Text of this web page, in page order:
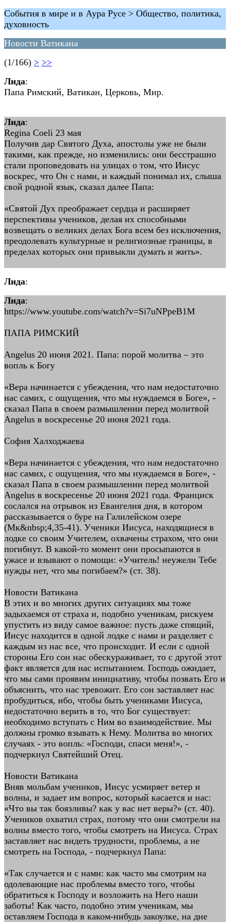
События в мире и в Аура Русе > Общество, политика,
духовность
Новости Ватикана
(1/166) > >>
Лида:
Папа Римский, Ватикан, Церковь, Мир.
Лида:
Regina Coeli 23 мая
Получив дар Святого Духа, апостолы уже не были
такими, как прежде, но изменились: они бесстрашно
стали проповедовать на улицах о том, что Иисус
воскрес, что Он с нами, и каждый понимал их, слыша
свой родной язык, сказал далее Папа:
«Святой Дух преображает сердца и расширяет
перспективы учеников, делая их способными
возвещать о великих делах Бога всем без исключения,
преодолевать культурные и религиозные границы, в
пределах которых они привыкли думать и жить».
Лида:
Лида:
https://www.youtube.com/watch?v=Si7uNPpeB1M
ПАПА РИМСКИЙ
Angelus 20 июня 2021. Папа: порой молитва – это
вопль к Богу
«Вера начинается с убеждения, что нам недостаточно
нас самих, с ощущения, что мы нуждаемся в Боге», -
сказал Папа в своем размышлении перед молитвой
Angelus в воскресенье 20 июня 2021 года.
София Халходжаева
«Вера начинается с убеждения, что нам недостаточно
нас самих, с ощущения, что мы нуждаемся в Боге», -
сказал Папа в своем размышлении перед молитвой
Angelus в воскресенье 20 июня 2021 года. Франциск
сослался на отрывок из Евангелия дня, в котором
рассказывается о буре на Галилейском озере
(Мк&nbsp;4,35-41). Ученики Иисуса, находящиеся в
лодке со своим Учителем, охвачены страхом, что они
погибнут. В какой-то момент они просыпаются в
ужасе и взывают о помощи: «Учитель! неужели Тебе
нужды нет, что мы погибаем?» (ст. 38).
Новости Ватикана
В этих и во многих других ситуациях мы тоже
задыхаемся от страха и, подобно ученикам, рискуем
упустить из виду самое важное: пусть даже спящий,
Иисус находится в одной лодке с нами и разделяет с
каждым из нас все, что происходит. И если с одной
стороны Его сон нас обескураживает, то с другой этот
факт является для нас испытанием. Господь ожидает,
что мы сами проявим инициативу, чтобы позвать Его и
объяснить, что нас тревожит. Его сон заставляет нас
пробудиться, ибо, чтобы быть учениками Иисуса,
недостаточно верить в то, что Бог существует:
необходимо вступать с Ним во взаимодействие. Мы
должны громко взывать к Нему. Молитва во многих
случаях - это вопль: «Господи, спаси меня!», -
подчеркнул Святейший Отец.
Новости Ватикана
Вняв мольбам учеников, Иисус усмиряет ветер и
волны, и задает им вопрос, который касается и нас:
«Что вы так боязливы? как у вас нет веры?» (ст. 40).
Учеников охватил страх, потому что они смотрели на
волны вместо того, чтобы смотреть на Иисуса. Страх
заставляет нас видеть трудности, проблемы, а не
смотреть на Господа, - подчеркнул Папа:
«Так случается и с нами: как часто мы смотрим на
одолевающие нас проблемы вместо того, чтобы
обратиться к Господу и возложить на Него наши
заботы! Как часто, подобно этим ученикам, мы
оставляем Господа в каком-нибудь закоулке, на дне